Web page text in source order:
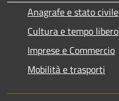
Anagrafe e stato civile
Cultura e tempo libero
Imprese e Commercio
Mobilità e trasporti